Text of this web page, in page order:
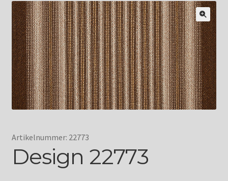
Artikelnummer: 22773
Design 22773